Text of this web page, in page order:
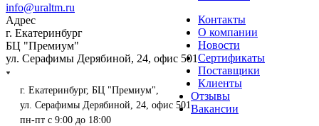
info@uraltm.ru
Адрес
г. Екатеринбург
БЦ "Премиум"
ул. Серафимы Дерябиной, 24, офис 501
г. Екатеринбург, БЦ "Премиум",
ул. Серафимы Дерябиной, 24, офис 501
пн-пт с 9:00 до 18:00
Контакты
О компании
Новости
Сертификаты
Поставщики
Клиенты
Отзывы
Вакансии